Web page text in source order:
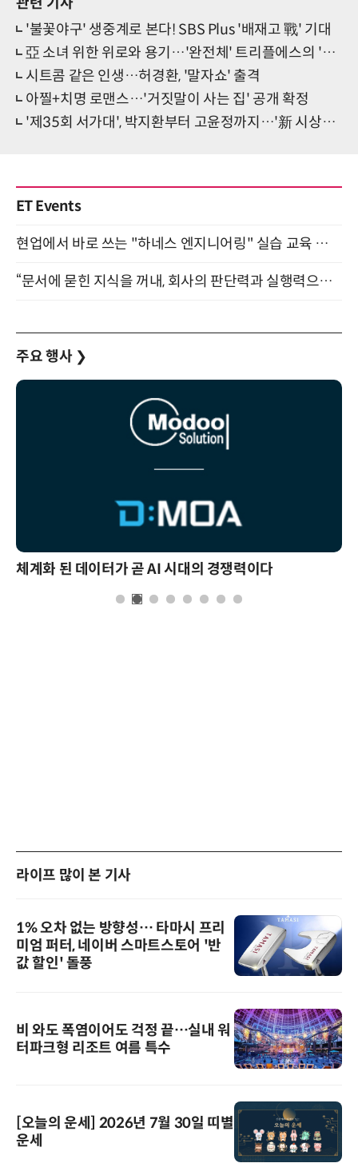
'불꽃야구' 생중계로 본다! SBS Plus '배재고 戰' 기대
亞 소녀 위한 위로와 용기…'완전체' 트리플에스의 '新 메시지'
시트콤 같은 인생…허경환, '말자쇼' 출격
아찔+치명 로맨스…'거짓말이 사는 집' 공개 확정
'제35회 서가대', 박지환부터 고윤정까지…'新 시상자 라인업'
ET Events
현업에서 바로 쓰는 "하네스 엔지니어링" 실습 교육 워크숍 8월 20일 개최
“문서에 묻힌 지식을 꺼내, 회사의 판단력과 실행력으로 바꾸다” (8/20)
주요 행사 ❯
체계화 된 데이터가 곧 AI 시대의 경쟁력이다
라이프 많이 본 기사
1% 오차 없는 방향성… 타마시 프리
미엄 퍼터, 네이버 스마트스토어 '반
값 할인' 돌풍
비 와도 폭염이어도 걱정 끝…실내 워
터파크형 리조트 여름 특수
[오늘의 운세] 2026년 7월 30일 띠별
운세